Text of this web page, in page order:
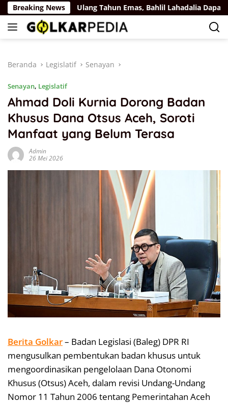
Langsung
ke
konten
Breaking News
Rus Ulang Tahun Emas, Bahlil Lahadalia Dapat
Beranda Legislatif Senayan
Senayan, Legislatif
Ahmad Doli Kurnia Dorong Badan
Khusus Dana Otsus Aceh, Soroti
Manfaat yang Belum Terasa
Admin
26 Mei 2026
Berita Golkar– Badan Legislasi (Baleg) DPR RI
mengusulkan pembentukan badan khusus untuk
mengoordinasikan pengelolaan Dana Otonomi
Khusus (Otsus) Aceh, dalam revisi Undang-Undang
Nomor 11 Tahun 2006 tentang Pemerintahan Aceh